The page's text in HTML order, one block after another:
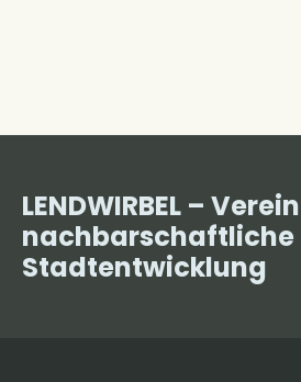
LENDWIRBEL –
nachbarschaftliche
Stadtentwicklung